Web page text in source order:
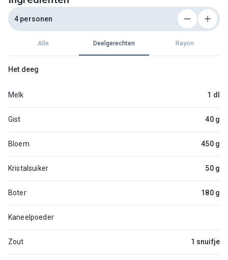
4 personen
Alle Deelgerechten Rayon
Het deeg
Melk 1 dl
Gist 40 g
Bloem 450 g
Kristalsuiker 50 g
Boter 180 g
Kaneelpoeder
Zout 1 snuifje